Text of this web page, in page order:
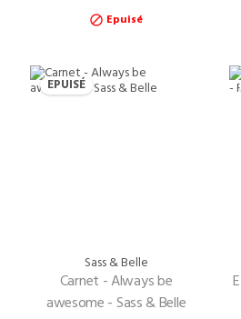
 Epuisé
EPUISÉ
Sass & Belle
Carnet - Always be
awesome - Sass & Belle